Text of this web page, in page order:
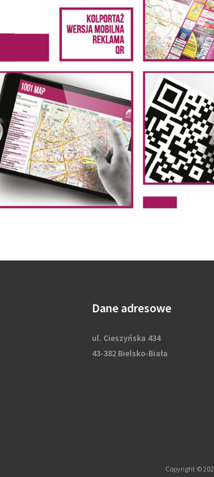
Dane adresowe
ul. Cieszyńska 434
43-382 Bielsko-Biała
Copyright ©